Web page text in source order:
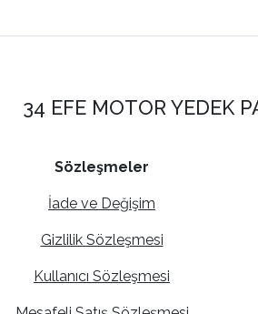
34 EFE MOTOR YEDEK
Sözleşmeler
İade ve Değişim
Gizlilik Sözleşmesi
Kullanıcı Sözleşmesi